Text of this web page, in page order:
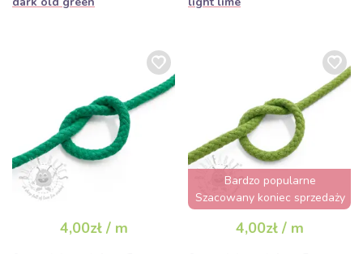
4,00zł / m
Bardzo popularne
Szacowany koniec sprzedaży
4,00zł / m